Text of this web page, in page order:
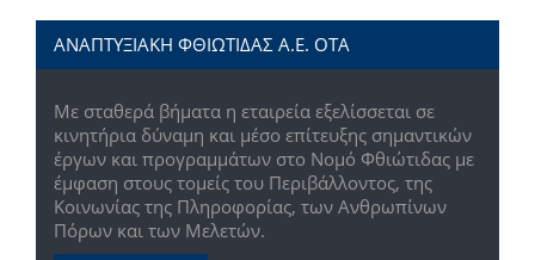
ΑΝΑΠΤΥΞΙΑΚΗ ΦΘΙΩΤΙΔΑΣ Α.Ε. ΟΤΑ
Με σταθερά βήματα η εταιρεία εξελίσσεται σε
κινητήρια δύναμη και μέσο επίτευξης σημαντικών
έργων και προγραμμάτων στο Νομό Φθιώτιδας με
έμφαση στους τομείς του Περιβάλλοντος, της
Κοινωνίας της Πληροφορίας, των Ανθρωπίνων
Πόρων και των Μελετών.